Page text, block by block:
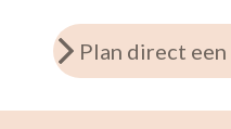
Plan direct